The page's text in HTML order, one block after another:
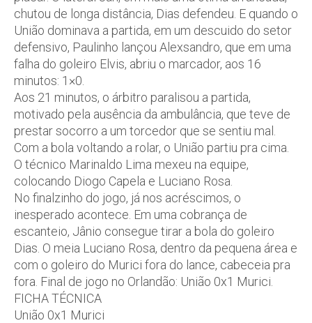
chutou de longa distância, Dias defendeu. E quando o
União dominava a partida, em um descuido do setor
defensivo, Paulinho lançou Alexsandro, que em uma
falha do goleiro Elvis, abriu o marcador, aos 16
minutos: 1×0.
Aos 21 minutos, o árbitro paralisou a partida,
motivado pela ausência da ambulância, que teve de
prestar socorro a um torcedor que se sentiu mal.
Com a bola voltando a rolar, o União partiu pra cima.
O técnico Marinaldo Lima mexeu na equipe,
colocando Diogo Capela e Luciano Rosa.
No finalzinho do jogo, já nos acréscimos, o
inesperado acontece. Em uma cobrança de
escanteio, Jânio consegue tirar a bola do goleiro
Dias. O meia Luciano Rosa, dentro da pequena área e
com o goleiro do Murici fora do lance, cabeceia pra
fora. Final de jogo no Orlandão: União 0x1 Murici.
FICHA TÉCNICA
União 0x1 Murici